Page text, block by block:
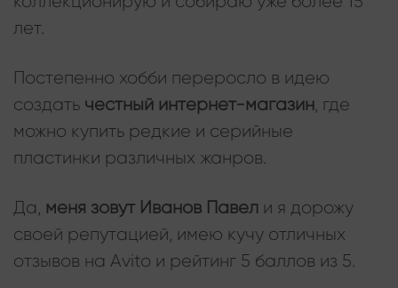
лет.
Постепенно хобби переросло в идею
создать честный интернет-магазин , где
можно купить редкие и серийные
пластинки различных жанров.
Да, меня зовут Иванов Павел и я дорожу
своей репутацией, имею кучу отличных
отзывов на Avito и рейтинг 5 баллов из 5.